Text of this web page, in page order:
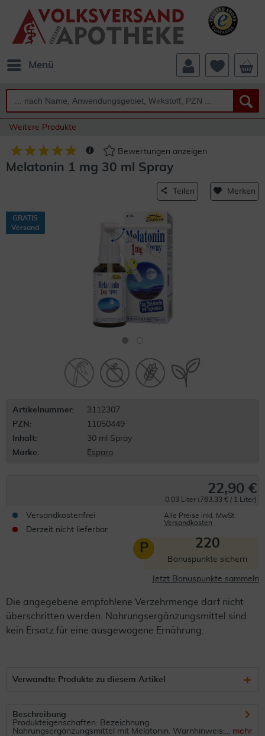
Menü
Weitere Produkte
Bewertungen anzeigen
Melatonin 1 mg 30 ml Spray
Teilen Merken
GRATIS
Versand
Artikelnummer:
3112307
PZN:
11050449
Inhalt:
30 ml Spray
Marke:
Espara
22,90 €
0.03 Liter (763,33 € / 1 Liter)
Versandkostenfrei
Derzeit nicht lieferbar
Alle Preise inkl. MwSt.
Versandkosten
P 220
Bonuspunkte sichern
Jetzt Bonuspunkte sammeln
Die angegebene empfohlene Verzehrmenge darf nicht
überschritten werden. Nahrungsergänzungsmittel sind
kein Ersatz für eine ausgewogene Ernährung.
Verwandte Produkte zu diesem Artikel
Beschreibung
Produkteigenschaften: Bezeichnung:
Nahrungsergänzungsmittel mit Melatonin. Warnhinweis:... mehr